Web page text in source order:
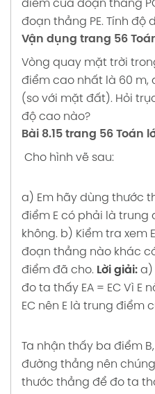
điểm của đoạn thẳng
đoạn thẳng PE. Tính độ
Vận dụng trang 56
Vòng quay mặt trời
điểm cao nhất là 60 m,
(so với mặt đất). Hỏi
độ cao nào?
Bài 8.15 trang 56 Toán
Cho hình vẽ sau:
a) Em hãy dùng thước
điểm E có phải là trung
không. b) Kiểm tra xem
đoạn thẳng nào khác
điểm đã cho. Lời giải: a)
đo ta thấy EA = EC Vì E
EC nên E là trung điểm
Ta nhận thấy ba điểm
đường thẳng nên
thước thẳng để đo ta